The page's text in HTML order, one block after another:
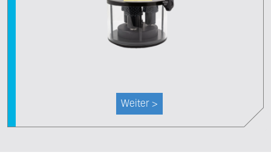
Weiter >